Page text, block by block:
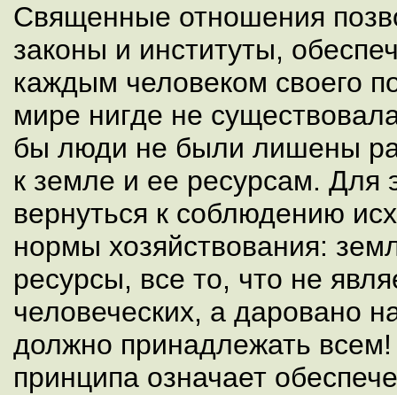
Священные отношения
законы и институты,
каждым человеком своего
мире нигде не
бы люди не были лишены
к земле и ее ресурсам. Для
вернуться к соблюдению
нормы хозяйствования:
ресурсы, все то, что не
человеческих, а даровано
должно принадлежать
принципа означает